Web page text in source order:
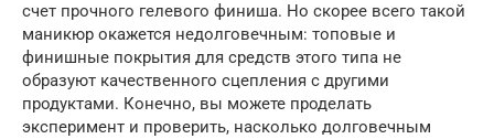
счет прочного гелевого финиша. Но скорее всего такой
маникюр окажется недолговечным: топовые и
финишные покрытия для средств этого типа не
образуют качественного сцепления с другими
продуктами. Конечно, вы можете проделать
эксперимент и проверить, насколько долговечным